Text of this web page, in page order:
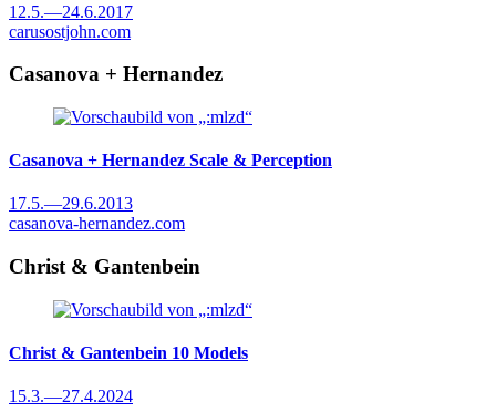
12.5.—24.6.2017
carusostjohn.com
Casanova + Hernandez
Casanova + Hernandez Scale & Perception
17.5.—29.6.2013
casanova-hernandez.com
Christ & Gantenbein
Christ & Gantenbein 10 Models
15.3.—27.4.2024